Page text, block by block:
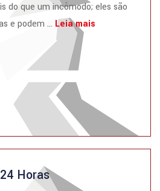
do que um incômodo; eles são
e podem ... Leia mais
Horas